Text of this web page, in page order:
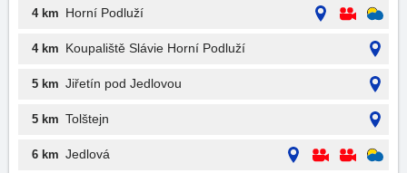
4 km Horní Podluží
4 km Koupaliště Slávie Horní Podluží
5 km Jiřetín pod Jedlovou
5 km Tolštejn
6 km Jedlová